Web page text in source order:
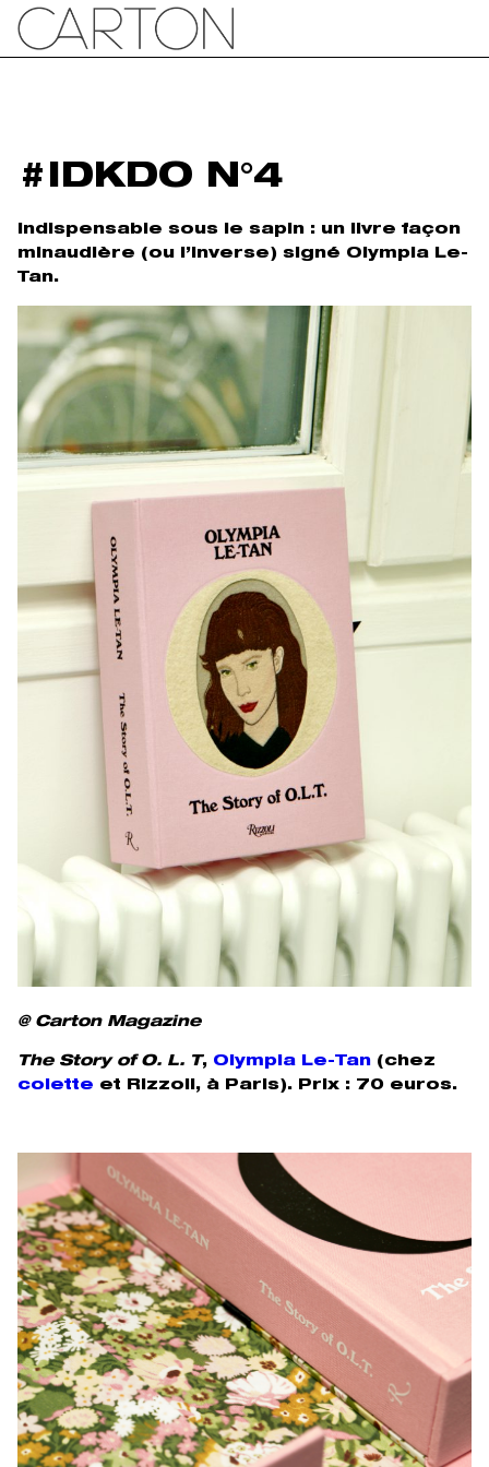
#IDKDO N°4
Indispensable sous le sapin : un livre façon
minaudière (ou l’inverse) signé Olympia Le-
Tan.
@ Carton Magazine
The Story of O. L. T, Olympia Le-Tan (chez
colette et Rizzoli, à Paris). Prix : 70 euros.